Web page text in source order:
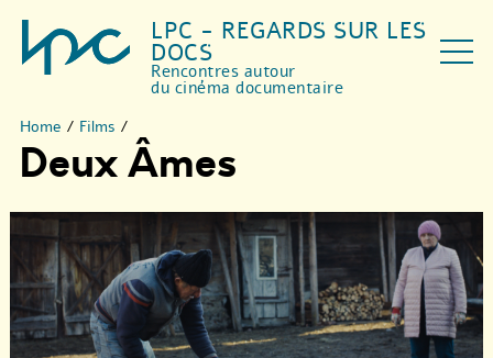
LPC - REGARDS SUR LES
DOCS
Rencontres autour
du cinéma documentaire
Home / Films /
Deux Âmes